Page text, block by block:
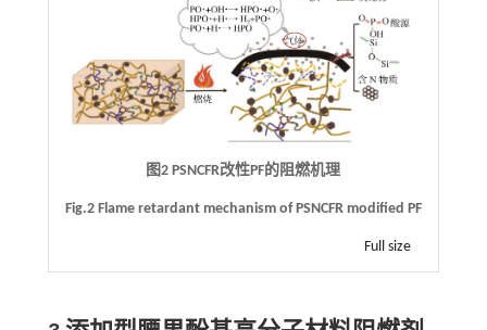
图2 PSNCFR改性PF的阻燃机理
Fig.2 Flame retardant mechanism of PSNCFR modified PF
Full size